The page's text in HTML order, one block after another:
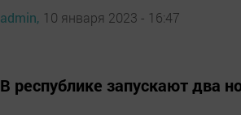
admin, 10 января 2023 - 16:47
В республике запускают два